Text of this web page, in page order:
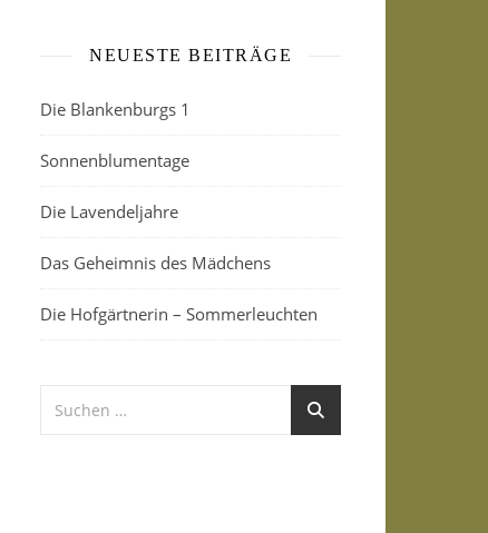
NEUESTE BEITRÄGE
Die Blankenburgs 1
Sonnenblumentage
Die Lavendeljahre
Das Geheimnis des Mädchens
Die Hofgärtnerin – Sommerleuchten